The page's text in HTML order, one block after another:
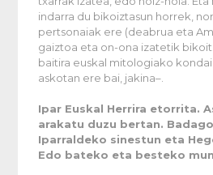
indarra du bikoiztasun horrek,
pertsonaiak ere (deabrua eta
gaiztoa eta on-ona izatetik
baitira euskal mitologiako
askotan ere bai, jakina–.
Ipar Euskal Herrira etorrita.
arakatu duzu bertan.
Iparraldeko sinestun eta
Edo bateko eta besteko